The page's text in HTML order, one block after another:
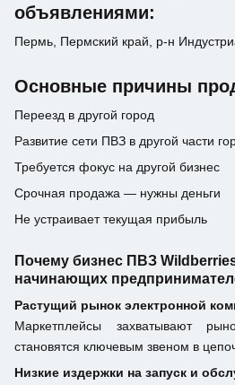
объявлениями:
Пермь, Пермский край, р-н
Основные причины
Переезд в другой город
Развитие сети ПВЗ в другой части
Требуется фокус на другой бизнес
Срочная продажа — нужны деньги
Не устраивает текущая прибыль
Почему бизнес ПВЗ
начинающих
Растущий рынок электронной
Маркетплейсы захватывают
становятся ключевым звеном в
Низкие издержки на запуск и